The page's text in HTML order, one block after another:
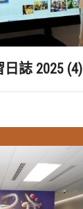
誌 2025 (4)